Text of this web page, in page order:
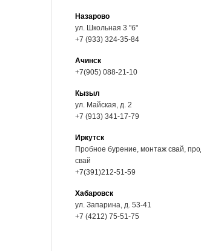
Назарово
ул. Школьная 3 "б"
+7 (933) 324-35-84
Ачинск
+7(905) 088-21-10
Кызыл
ул. Майская, д. 2
+7 (913) 341-17-79
Иркутск
Пробное бурение, монтаж свай,
свай
+7(391)212-51-59
Хабаровск
ул. Запарина, д. 53-41
+7 (4212) 75-51-75